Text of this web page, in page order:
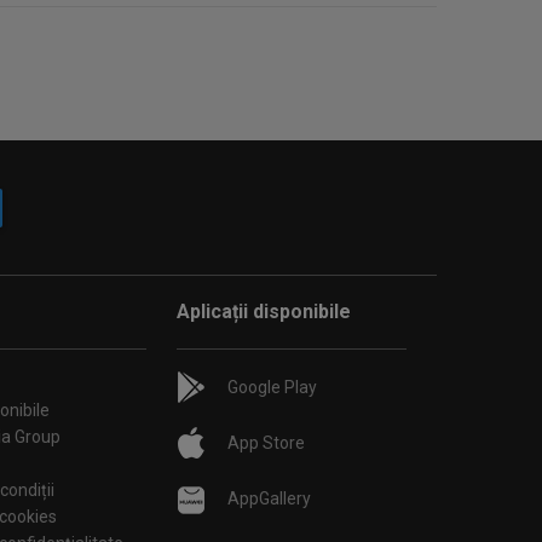
Group
Aplicații disponibile
Google Play
App Store
AppGallery